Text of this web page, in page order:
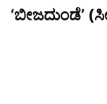
‘ಬೀಜದುಂಡೆ’